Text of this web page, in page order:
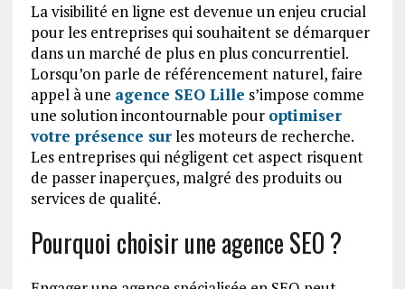
La visibilité en ligne est devenue un enjeu crucial
pour les entreprises qui souhaitent se démarquer
dans un marché de plus en plus concurrentiel.
Lorsqu’on parle de référencement naturel, faire
appel à une agence SEO Lille s’impose comme
une solution incontournable pour optimiser
votre présence surles moteurs de recherche.
Les entreprises qui négligent cet aspect risquent
de passer inaperçues, malgré des produits ou
services de qualité.
Pourquoi choisir une agence SEO ?